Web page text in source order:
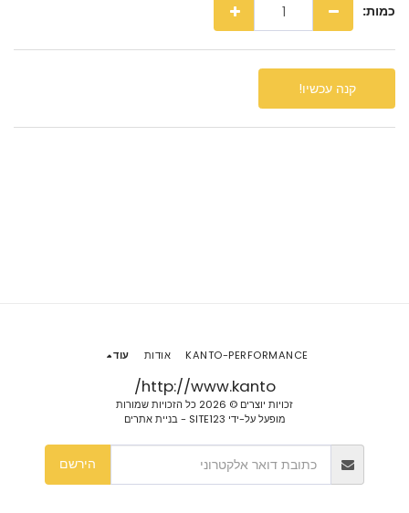
כמות:
קנה עכשיו!
http://www.kanto/
זכויות יוצרים © 2026 כל הזכויות שמורות
מופעל על-ידי SITE123
-בניית אתרים
KANTO-PERFORMANCE אודות עוד
הירשם